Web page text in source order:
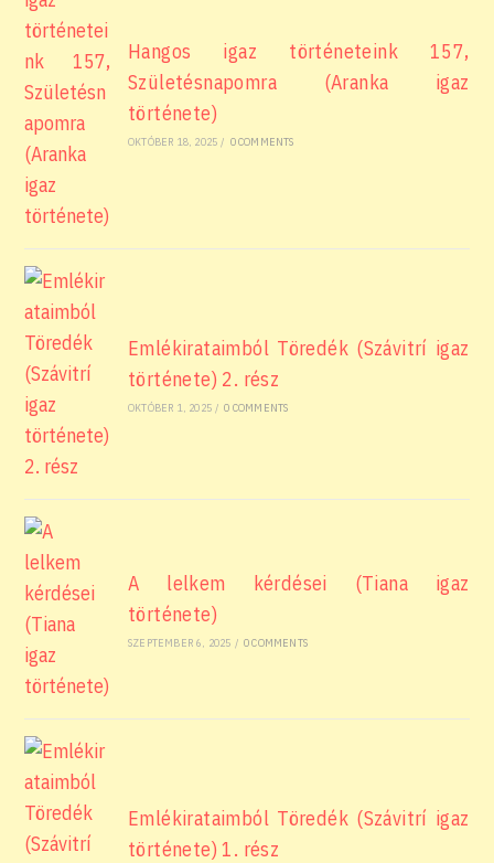
Hangos igaz történeteink 157,
Születésnapomra (Aranka igaz
története)
OKTÓBER 18, 2025 / 0 COMMENTS
Emlékirataimból Töredék (Szávitrí igaz
története) 2. rész
OKTÓBER 1, 2025 / 0 COMMENTS
A lelkem kérdései (Tiana igaz
története)
SZEPTEMBER 6, 2025 / 0 COMMENTS
Emlékirataimból Töredék (Szávitrí igaz
története) 1. rész